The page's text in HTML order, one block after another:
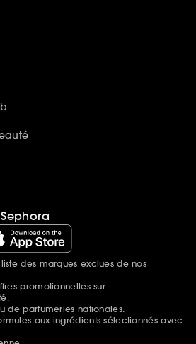
des marques exclues de nos
promotionnelles sur
de parfumeries nationales.
aux ingrédients sélectionnés avec